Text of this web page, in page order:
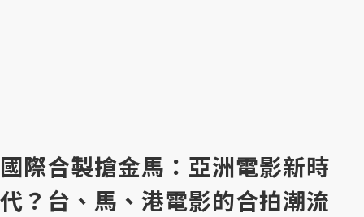
國際合製搶金馬：亞洲電影新時
代？台、馬、港電影的合拍潮流